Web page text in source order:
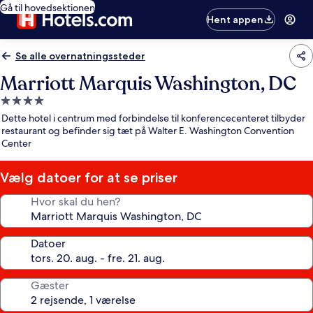
Gå til hovedsektionen
Hent appen
Se alle overnatningssteder
Marriott Marquis Washington, DC
4.0-
stjernet
overnatningssted
Dette hotel i centrum med forbindelse til konferencecenteret tilbyder
restaurant og befinder sig tæt på Walter E. Washington Convention
Center
Vælg datoer for at se priser
Hvor skal du hen?
Datoer
Gæster